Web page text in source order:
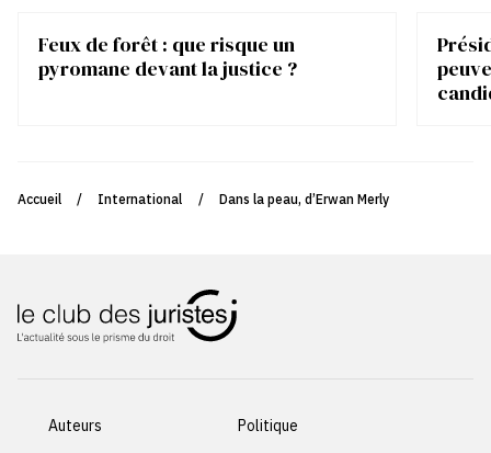
Feux de forêt : que risque un
pyromane devant la justice ?
Accueil / International / Dans la peau, d’Erwan Merly
Auteurs
Politique